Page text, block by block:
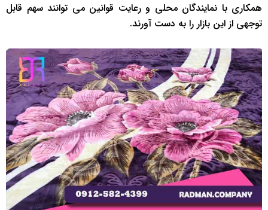
همکاری با نمایندگان محلی و رعایت قوانین می ‌توانند سهم قابل
توجهی از این بازار را به دست آورند.